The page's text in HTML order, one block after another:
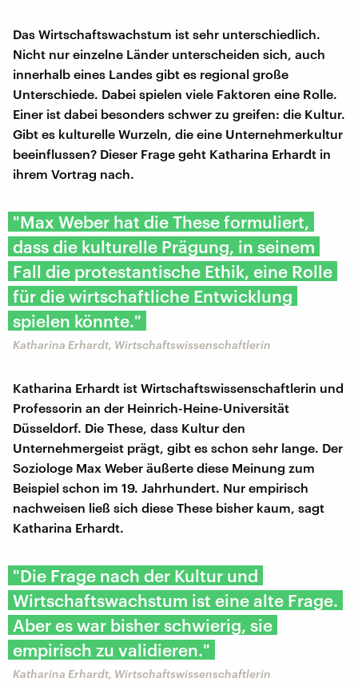
Das Wirtschaftswachstum ist sehr unterschiedlich.
Nicht nur einzelne Länder unterscheiden sich, auch
innerhalb eines Landes gibt es regional große
Unterschiede. Dabei spielen viele Faktoren eine Rolle.
Einer ist dabei besonders schwer zu greifen: die Kultur.
Gibt es kulturelle Wurzeln, die eine Unternehmerkultur
beeinflussen? Dieser Frage geht Katharina Erhardt in
ihrem Vortrag nach.
"Max Weber hat die These formuliert,
dass die kulturelle Prägung, in seinem
Fall die protestantische Ethik, eine Rolle
für die wirtschaftliche Entwicklung
spielen könnte."
Katharina Erhardt, Wirtschaftswissenschaftlerin
Katharina Erhardt ist Wirtschaftswissenschaftlerin und
Professorin an der Heinrich-Heine-Universität
Düsseldorf. Die These, dass Kultur den
Unternehmergeist prägt, gibt es schon sehr lange. Der
Soziologe Max Weber äußerte diese Meinung zum
Beispiel schon im 19. Jahrhundert. Nur empirisch
nachweisen ließ sich diese These bisher kaum, sagt
Katharina Erhardt.
"Die Frage nach der Kultur und
Wirtschaftswachstum ist eine alte Frage.
Aber es war bisher schwierig, sie
empirisch zu validieren."
Katharina Erhardt, Wirtschaftswissenschaftlerin